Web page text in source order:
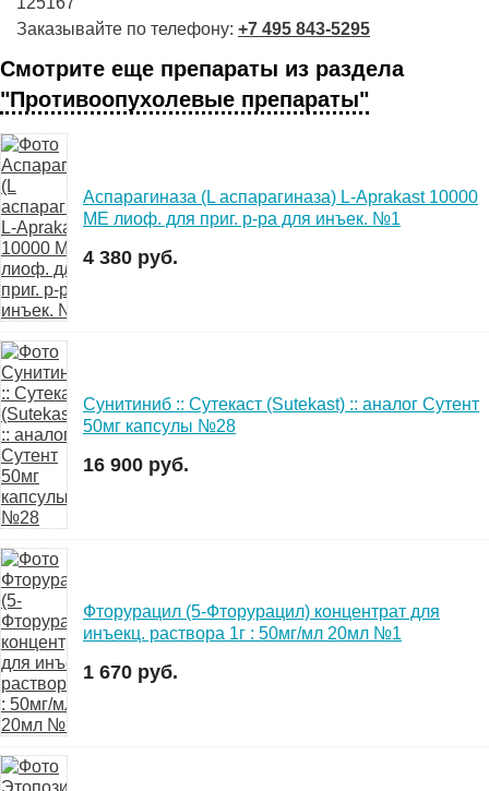
Заказывайте по телефону: +7 495 843-5295
Смотрите еще препараты из раздела
"Противоопухолевые препараты"
Аспарагиназа (L аспарагиназа) L-Aprakast 10000
МЕ лиоф. для приг. р-ра для инъек. №1
4 380 руб.
Сунитиниб :: Сутекаст (Sutekast) :: аналог Сутент
50мг капсулы №28
16 900 руб.
Фторурацил (5-Фторурацил) концентрат для
инъекц. раствора 1г : 50мг/мл 20мл №1
1 670 руб.